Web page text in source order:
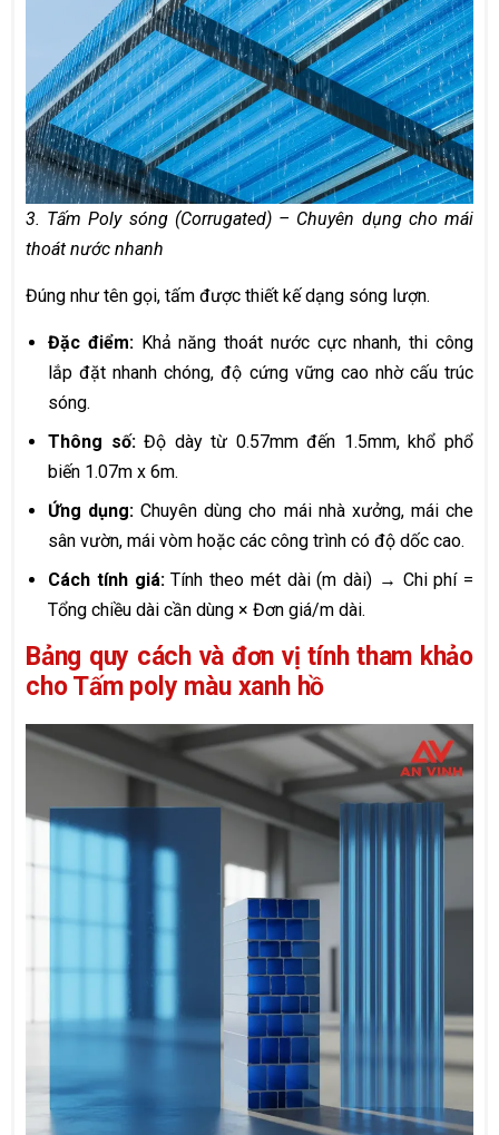
3. Tấm Poly sóng (Corrugated) – Chuyên dụng cho mái
thoát nước nhanh
Đúng như tên gọi, tấm được thiết kế dạng sóng lượn.
Đặc điểm:Khả năng thoát nước cực nhanh, thi công
lắp đặt nhanh chóng, độ cứng vững cao nhờ cấu trúc
sóng.
Thông số:Độ dày từ 0.57mm đến 1.5mm, khổ phổ
biến 1.07m x 6m.
Ứng dụng: Chuyên dùng cho mái nhà xưởng, mái che
sân vườn, mái vòm hoặc các công trình có độ dốc cao.
Cách tính giá:Tính theo mét dài (m dài) → Chi phí =
Tổng chiều dài cần dùng × Đơn giá/m dài.
Bảng quy cách và đơn vị tính tham khảo
cho Tấm poly màu xanh hồ